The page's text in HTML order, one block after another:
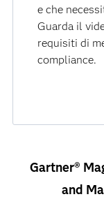
e che
Guarda il
requisiti di
compliance.
Gartner®
and